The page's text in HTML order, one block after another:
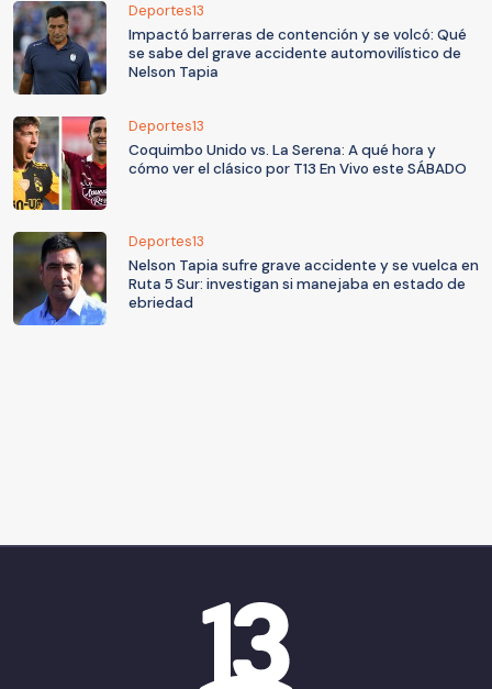
Deportes13
Impactó barreras de contención y se volcó: Qué
se sabe del grave accidente automovilístico de
Nelson Tapia
Deportes13
Coquimbo Unido vs. La Serena: A qué hora y
cómo ver el clásico por T13 En Vivo este SÁBADO
Deportes13
Nelson Tapia sufre grave accidente y se vuelca en
Ruta 5 Sur: investigan si manejaba en estado de
ebriedad